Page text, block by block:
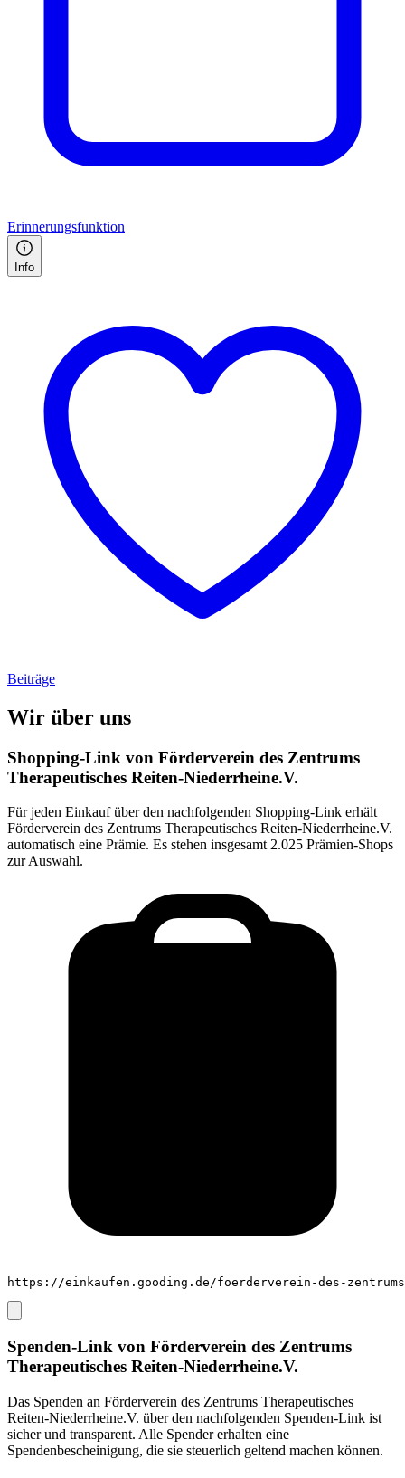
Erinnerungsfunktion
Info
Beiträge
Wir über uns
Shopping-Link von Förderverein des Zentrums
Therapeutisches Reiten-Niederrheine.V.
Für jeden Einkauf über den nachfolgenden Shopping-Link erhält
Förderverein des Zentrums Therapeutisches Reiten-Niederrheine.V.
automatisch eine Prämie. Es stehen insgesamt 2.025 Prämien-Shops
zur Auswahl.
https://einkaufen.gooding.de/foerderverein-des-
Spenden-Link von Förderverein des Zentrums
Therapeutisches Reiten-Niederrheine.V.
Das Spenden an Förderverein des Zentrums Therapeutisches
Reiten-Niederrheine.V. über den nachfolgenden Spenden-Link ist
sicher und transparent. Alle Spender erhalten eine
Spendenbescheinigung, die sie steuerlich geltend machen können.